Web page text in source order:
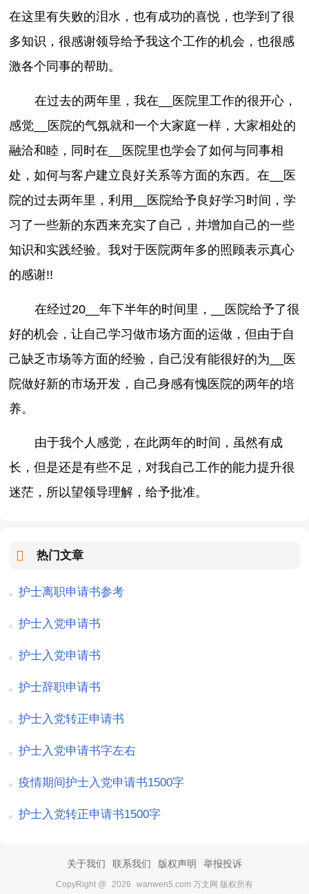
在这里有失败的泪水，也有成功的喜悦，也学到了很
多知识，很感谢领导给予我这个工作的机会，也很感
激各个同事的帮助。
在过去的两年里，我在__医院里工作的很开心，
感觉__医院的气氛就和一个大家庭一样，大家相处的
融洽和睦，同时在__医院里也学会了如何与同事相
处，如何与客户建立良好关系等方面的东西。在__医
院的过去两年里，利用__医院给予良好学习时间，学
习了一些新的东西来充实了自己，并增加自己的一些
知识和实践经验。我对于医院两年多的照顾表示真心
的感谢!!
在经过20__年下半年的时间里，__医院给予了很
好的机会，让自己学习做市场方面的运做，但由于自
己缺乏市场等方面的经验，自己没有能很好的为__医
院做好新的市场开发，自己身感有愧医院的两年的培
养。
由于我个人感觉，在此两年的时间，虽然有成
长，但是还是有些不足，对我自己工作的能力提升很
迷茫，所以望领导理解，给予批准。
热门文章
护士离职申请书参考
护士入党申请书
护士入党申请书
护士辞职申请书
护士入党转正申请书
护士入党申请书字左右
疫情期间护士入党申请书1500字
护士入党转正申请书1500字
关于我们 联系我们 版权声明 举报投诉
CopyRight @ 2026 wanwen5.com 万文网 版权所有